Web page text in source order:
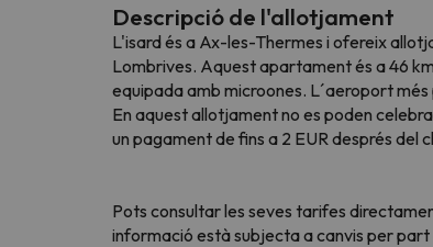
Descripció de l'allotjament
L'isard és a Ax-les-Thermes i ofereix
Lombrives. Aquest apartament és a 46
equipada amb microones. L´aeroport
En aquest allotjament no es poden
un pagament de fins a 2 EUR després del
Pots consultar les seves tarifes
informació està subjecta a canvis per